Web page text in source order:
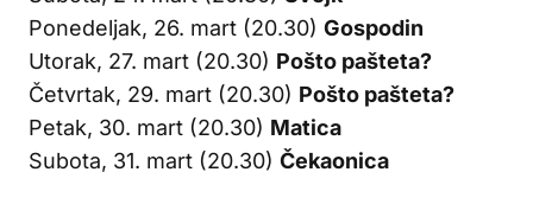
Ponedeljak, 26. mart (20.30) Gospodin
Utorak, 27. mart (20.30) Pošto pašteta?
Četvrtak, 29. mart (20.30) Pošto pašteta?
Petak, 30. mart (20.30) Matica
Subota, 31. mart (20.30) Čekaonica